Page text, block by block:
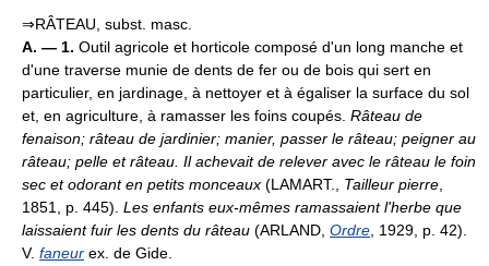
⇒RÂTEAU, subst. masc.
A. — 1. Outil agricole et horticole composé d'un long manche et
d'une traverse munie de dents de fer ou de bois qui sert en
particulier, en jardinage, à nettoyer et à égaliser la surface du sol
et, en agriculture, à ramasser les foins coupés. Râteau de
fenaison; râteau de jardinier; manier, passer le râteau; peigner au
râteau; pelle et râteau. Il achevait de relever avec le râteau le foin
sec et odorant en petits monceaux (LAMART., Tailleur pierre
1851, p. 445). Les enfants eux-mêmes ramassaient l'herbe que
laissaient fuir les dents du râteau (ARLAND, Ordre , 1929, p. 42).
V. faneur ex. de Gide.